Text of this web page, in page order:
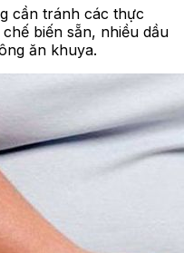
cần tránh các thực
biến sẵn, nhiều dầu
ăn khuya.